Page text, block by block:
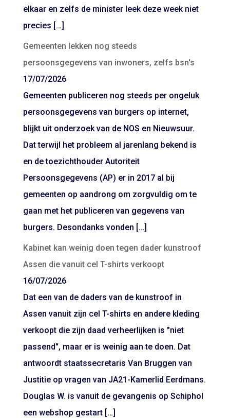
elkaar en zelfs de minister leek deze week niet
precies […]
Gemeenten lekken nog steeds
persoonsgegevens van inwoners, zelfs bsn's
17/07/2026
Gemeenten publiceren nog steeds per ongeluk
persoonsgegevens van burgers op internet,
blijkt uit onderzoek van de NOS en Nieuwsuur.
Dat terwijl het probleem al jarenlang bekend is
en de toezichthouder Autoriteit
Persoonsgegevens (AP) er in 2017 al bij
gemeenten op aandrong om zorgvuldig om te
gaan met het publiceren van gegevens van
burgers. Desondanks vonden […]
Kabinet kan weinig doen tegen dader kunstroof
Assen die vanuit cel T-shirts verkoopt
16/07/2026
Dat een van de daders van de kunstroof in
Assen vanuit zijn cel T-shirts en andere kleding
verkoopt die zijn daad verheerlijken is "niet
passend", maar er is weinig aan te doen. Dat
antwoordt staatssecretaris Van Bruggen van
Justitie op vragen van JA21-Kamerlid Eerdmans.
Douglas W. is vanuit de gevangenis op Schiphol
een webshop gestart […]